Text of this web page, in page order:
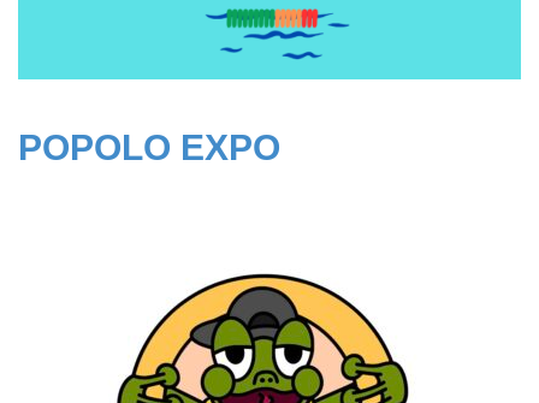
POPOLO EXPO